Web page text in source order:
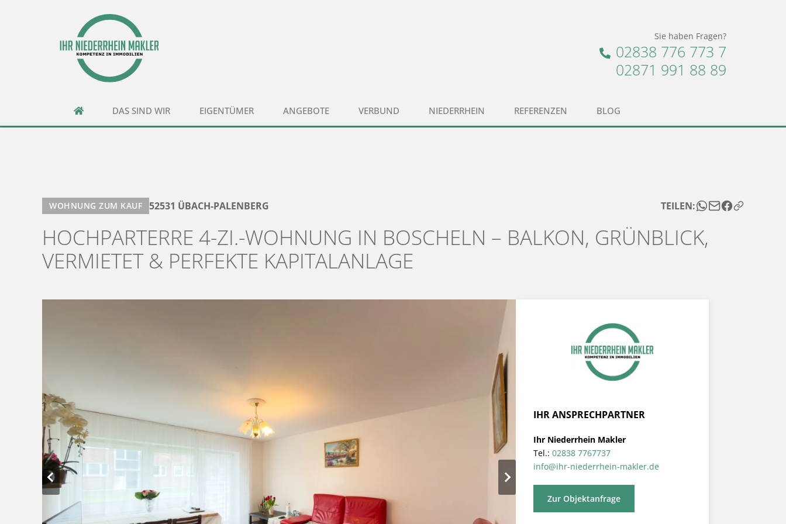
Sie haben Fragen?
02838 776 773 7
02871 991 88 89
DAS SIND WIR EIGENTÜMER ANGEBOTE VERBUND NIEDERRHEIN REFERENZEN BLOG
WOHNUNG ZUM KAUF 52531 ÜBACH-PALENBERG TEILEN:
HOCHPARTERRE 4-ZI.-WOHNUNG IN BOSCHELN – BALKON, GRÜNBLICK,
VERMIETET & PERFEKTE KAPITALANLAGE
IHR ANSPRECHPARTNER
Ihr Niederrhein Makler
Tel.: 02838 7767737
info@ihr-niederrhein-makler.de
Zur Objektanfrage